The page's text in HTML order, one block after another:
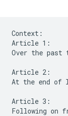
Context:
Article 1:
Over the past
Article 2:
At the end of
Article 3:
Following on